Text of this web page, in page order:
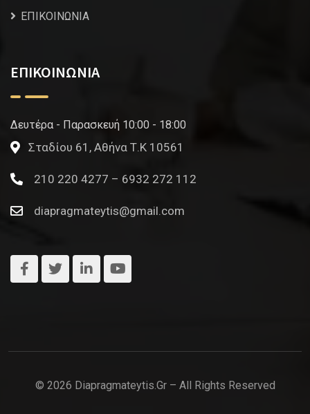
ΕΠΙΚΟΙΝΩΝΙΑ
ΕΠΙΚΟΙΝΩΝΙΑ
Δευτέρα - Παρασκευή 10:00 - 18:00
Σταδίου 61, Αθήνα Τ.Κ 10561
210 220 4277 – 6932 272 112
diapragmateytis@gmail.com
© 2026 Diapragmateytis.gr – All Rights Reserved